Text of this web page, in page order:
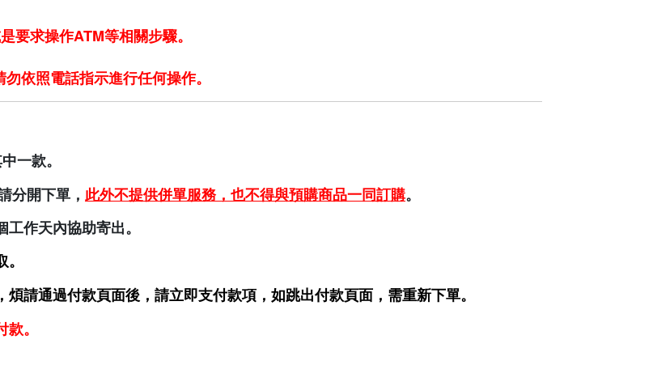
要求操作ATM等相關步驟。
依照電話指示進行任何操作。
一款。
分開下單， 此外不提供併單服務，也不得與預購商品一同訂購。
作天內協助寄出。
。
，煩請通過付款頁面後，請立即支付款項，如跳出付款頁面，需重新下單。
。